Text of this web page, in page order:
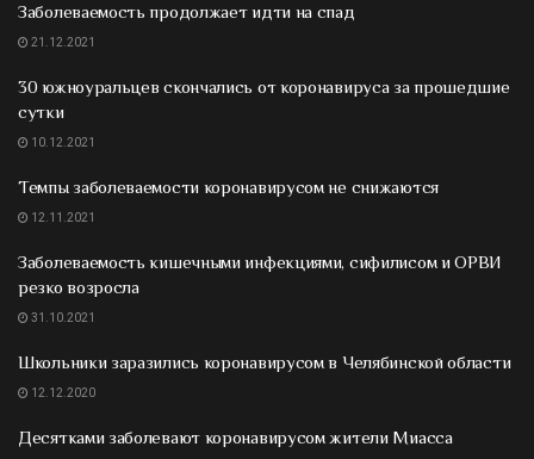
Заболеваемость продолжает идти на спад
21.12.2021
30 южноуральцев скончались от коронавируса за прошедшие
сутки
10.12.2021
Темпы заболеваемости коронавирусом не снижаются
12.11.2021
Заболеваемость кишечными инфекциями, сифилисом и ОРВИ
резко возросла
31.10.2021
Школьники заразились коронавирусом в Челябинской области
12.12.2020
Десятками заболевают коронавирусом жители Миасса